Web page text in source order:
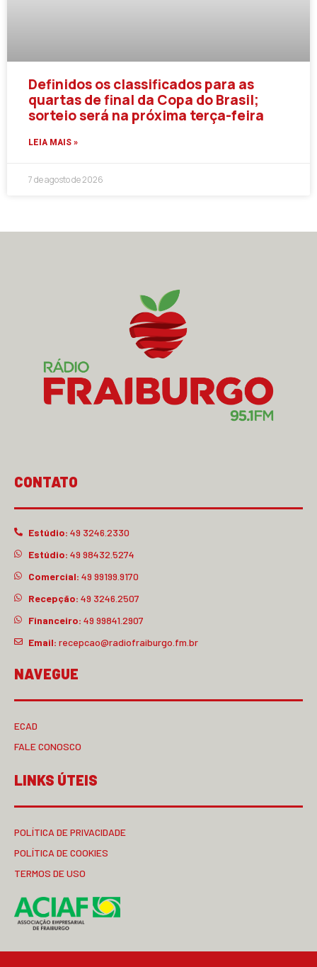
Definidos os classificados para as
quartas de final da Copa do Brasil;
sorteio será na próxima terça-feira
LEIA MAIS »
7 de agosto de 2026
CONTATO
Estúdio: 49 3246.2330
Estúdio: 49 98432.5274
Comercial: 49 99199.9170
Recepção: 49 3246.2507
Financeiro: 49 99841.2907
Email: recepcao@radiofraiburgo.fm.br
NAVEGUE
ECAD
FALE CONOSCO
LINKS ÚTEIS
POLÍTICA DE PRIVACIDADE
POLÍTICA DE COOKIES
TERMOS DE USO